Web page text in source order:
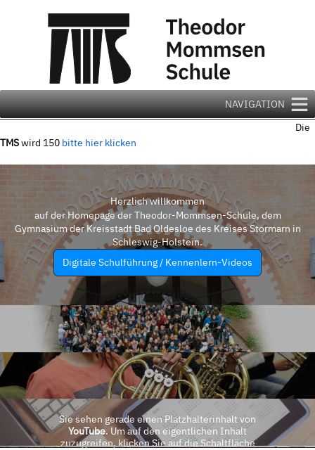
NAVIGATION
Die
TMSwird 150 bitte hier klicken
Herzlich willkommen
auf der Homepage der Theodor-Mommsen-Schule, dem
Gymnasium der Kreisstadt Bad Oldesloe des Kreises Stormarn in
Schleswig-Holstein.
Digitale Schulführung / Kennenlern-Videos
Sie sehen gerade einen Platzhalterinhalt von
YouTube. Um auf den eigentlichen Inhalt
zuzugreifen, klicken Sie auf die Schaltfläche